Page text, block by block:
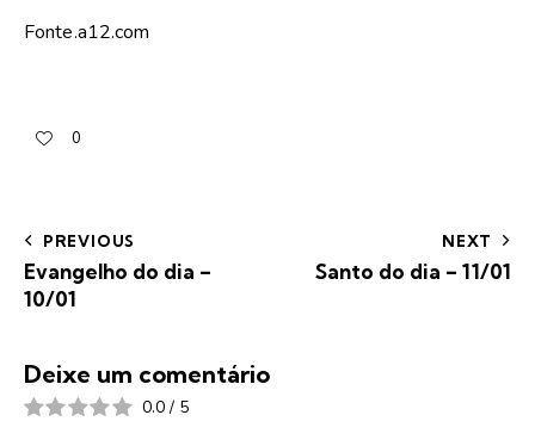
Fonte.a12.com
0
PREVIOUS
Evangelho do dia –
10/01
NEXT
Santo do dia – 11/01
Deixe um comentário
0.0 / 5